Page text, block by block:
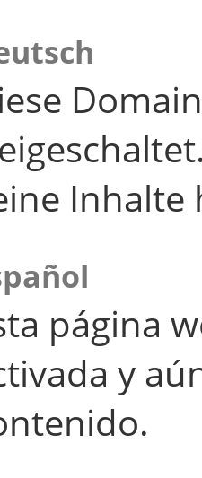
Inhalte
página
y